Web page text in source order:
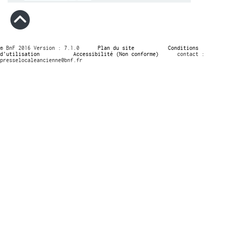
© BnF 2016 Version : 7.1.0 Plan du site
Conditions
d’utilisation
Accessibilité (Non conforme)
contact :
presselocaleancienne@bnf.fr